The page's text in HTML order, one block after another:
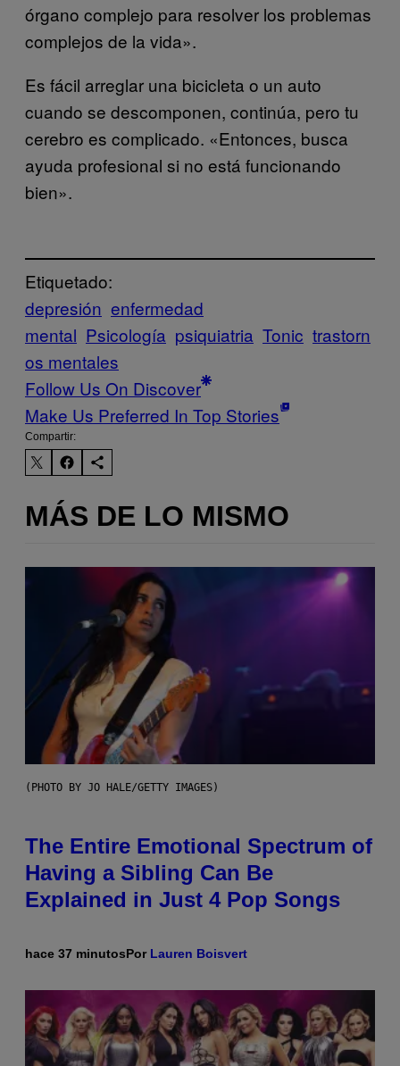
órgano complejo para resolver los problemas
complejos de la vida».
Es fácil arreglar una bicicleta o un auto
cuando se descomponen, continúa, pero tu
cerebro es complicado. «Entonces, busca
ayuda profesional si no está funcionando
bien».
Etiquetado:
depresión enfermedad
mental Psicología psiquiatria Tonic trastorn
os mentales
Follow Us On Discover
Make Us Preferred In Top Stories
Compartir:
MÁS DE LO MISMO
(PHOTO BY JO HALE/GETTY IMAGES)
The Entire Emotional Spectrum of
Having a Sibling Can Be
Explained in Just 4 Pop Songs
hace 37 minutosPor Lauren Boisvert